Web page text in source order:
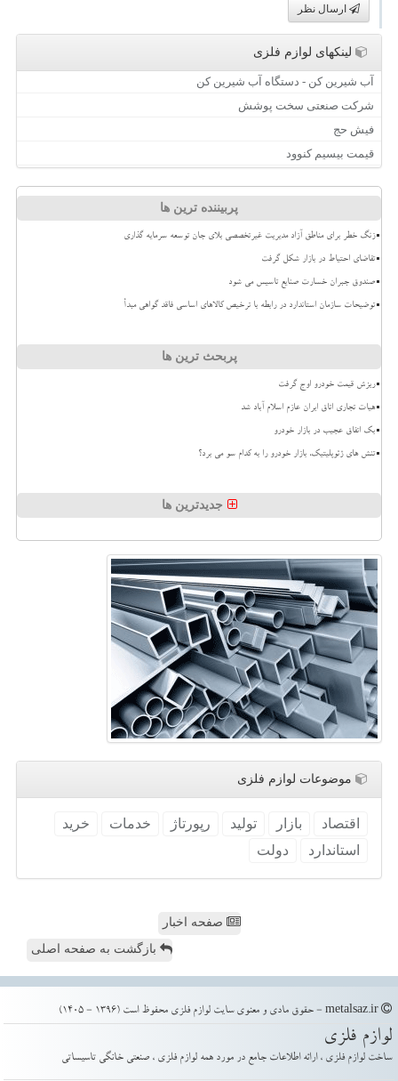
ارسال نظر
لینکهای لوازم فلزی
آب شیرین کن - دستگاه آب شیرین کن
شرکت صنعتی سخت پوشش
فیش حج
قیمت بیسیم کنوود
پربیننده ترین ها
زنگ خطر برای مناطق آزاد مدیریت غیرتخصصی بلای جان توسعه سرمایه گذاری
تقاضای احتیاط در بازار شکل گرفت
صندوق جبران خسارت صنایع تاسیس می شود
توضیحات سازمان استاندارد در رابطه با ترخیص کالاهای اساسی فاقد گواهی مبدأ
پربحث ترین ها
ریزش قیمت خودرو اوج گرفت
هیات تجاری اتاق ایران عازم اسلام آباد شد
بک اتفاق عجیب در بازار خودرو
تنش های ژئوپلیتیک، بازار خودرو را به کدام سو می برد؟
جدیدترین ها
موضوعات لوازم فلزی
اقتصاد بازار تولید رپورتاژ خدمات
خرید
استاندارد
دولت
صفحه اخبار
بازگشت به صفحه اصلی
لوازم فلزی
ساخت لوازم فلزی ، ارائه اطلاعات جامع در مورد همه لوازم فلزی ، صنعتی خانگی تاسیساتی